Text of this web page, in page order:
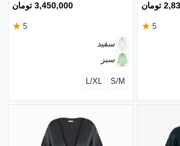
تومان
5
★
3,450,000 تومان
5
★
سفید
سبز
S/M
L/XL